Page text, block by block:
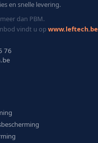
en snelle levering.
dan PBM.
vindt u op www.leftech.be
76